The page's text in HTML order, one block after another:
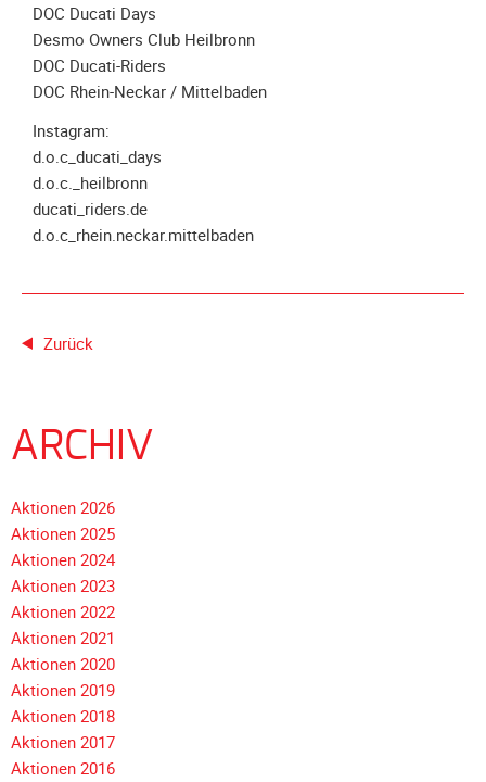
Galerie
2025
Galerie
Galerie
2023
Galerie
2022
2020
Galerie
2018
Galerie
2017
Galerie
2016
Galerie
2015
Galerie
2014
Galerie
2013
DOC Ducati Days
Desmo Owners Club Heilbronn
DOC Ducati-Riders
DOC Rhein-Neckar / Mittelbaden
Instagram:
d.o.c_ducati_days
d.o.c._heilbronn
ducati_riders.de
d.o.c_rhein.neckar.mittelbaden
Zurück
ARCHIV
Aktionen 2026
Aktionen 2025
Aktionen 2024
Aktionen 2023
Aktionen 2022
Aktionen 2021
Aktionen 2020
Aktionen 2019
Aktionen 2018
Navigation
überspringen
Aktionen 2017
Aktionen 2016